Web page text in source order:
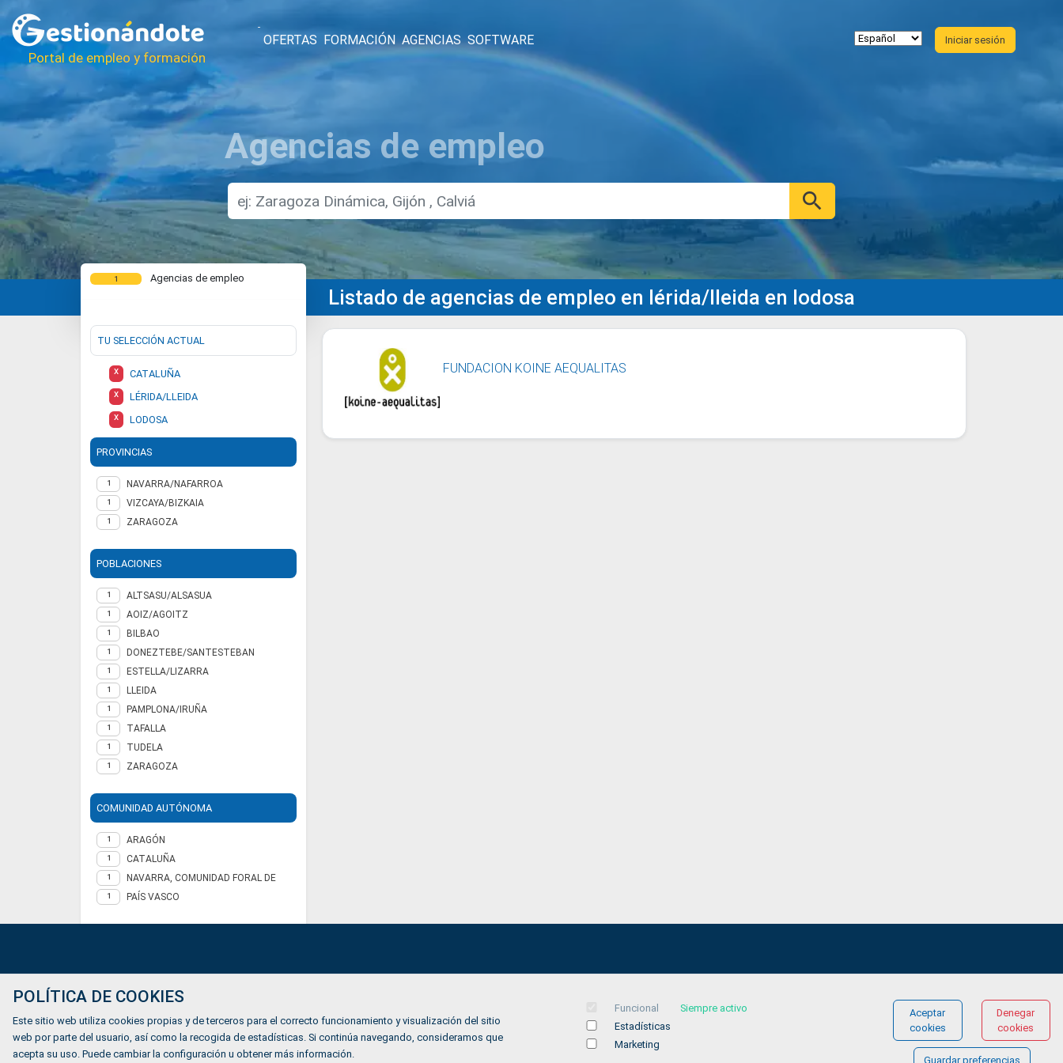
Portal de empleo y formación
OFERTAS FORMACIÓN AGENCIAS SOFTWARE Iniciar sesión
Agencias de empleo
1 Agencias de empleo
Listado de agencias de empleo en lérida/lleida en lodosa
TU SELECCIÓN ACTUAL
X CATALUÑA
X LÉRIDA/LLEIDA
X LODOSA
PROVINCIAS
1 NAVARRA/NAFARROA
1 VIZCAYA/BIZKAIA
1 ZARAGOZA
POBLACIONES
1 ALTSASU/ALSASUA
1 AOIZ/AGOITZ
1 BILBAO
1 DONEZTEBE/SANTESTEBAN
1 ESTELLA/LIZARRA
1 LLEIDA
1 PAMPLONA/IRUÑA
1 TAFALLA
1 TUDELA
1 ZARAGOZA
COMUNIDAD AUTÓNOMA
1 ARAGÓN
1 CATALUÑA
1 NAVARRA, COMUNIDAD FORAL DE
1 PAÍS VASCO
FUNDACION KOINE AEQUALITAS
Mundiverso
Listado Agencias de empleo
Política de Cookies
© COPYRIGHT 2026 Gestionándote.com
POLÍTICA DE COOKIES
Este sitio web utiliza cookies propias y de terceros para el correcto funcionamiento y visualización del sitio
web por parte del usuario, así como la recogida de estadísticas. Si continúa navegando, consideramos que
acepta su uso. Puede cambiar la configuración u obtener más información.
Funcional
Siempre activo
Estadísticas
Marketing
Aceptar
cookies
Denegar
cookies
Guardar preferencias